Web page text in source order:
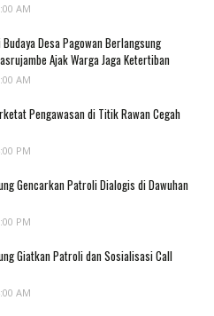
AM
Desa Pagowan Berlangsung
Ajak Warga Jaga Ketertiban
AM
Pengawasan di Titik Rawan Cegah
PM
Gencarkan Patroli Dialogis di Dawuhan
PM
Giatkan Patroli dan Sosialisasi Call
AM